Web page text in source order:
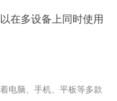
在多设备上同时使用
电脑、手机、平板等多款